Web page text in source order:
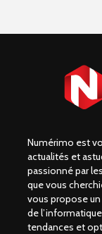
Numérimo est
actualités et
passionné par
que vous
vous propose
de
tendances et